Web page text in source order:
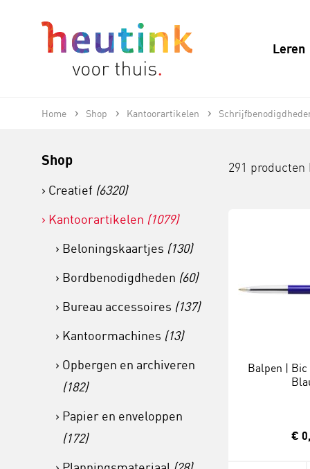
Leren
Home Shop Kantoorartikelen
Shop
Creatief (6320)
Kantoorartikelen (1079)
Beloningskaartjes (130)
Bordbenodigdheden (60)
Bureau accessoires (137)
Kantoormachines (13)
Opbergen en archiveren
(182)
Papier en enveloppen
(172)
291
Balpen | Bic
€